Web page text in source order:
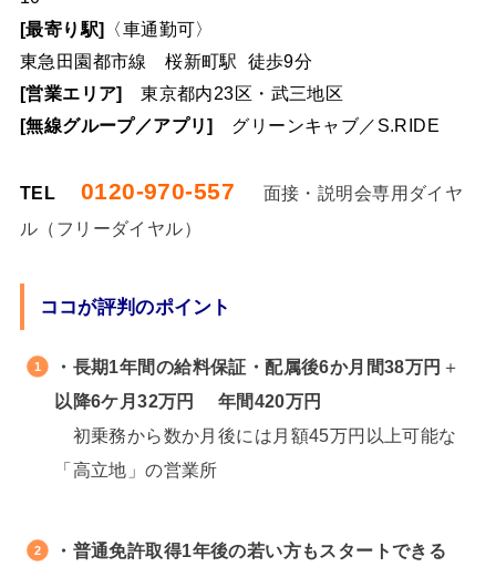
[最寄り駅] 〈車通勤可〉
東急田園都市線 桜新町駅 徒歩9分
[営業エリア] 東京都内23区・武三地区
[無線グループ／アプリ] グリーンキャブ／S.RIDE
TEL 0120-970-557
面接・説明会専用ダイヤ
ル（フリーダイヤル）
ココが評判のポイント
・ 長期1年間の給料保証・配属後6か月間38万円 ＋
以降6ケ月32万円 年間420万円
初乗務から数か月後には月額45万円以上可能な
「高立地」の営業所
・普通免許取得1年後の若い方もスタートできる